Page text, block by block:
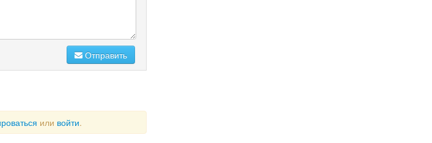
Отправить
или войти.